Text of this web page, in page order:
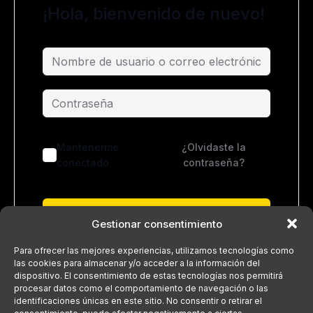
Gestionar consentimiento
Para ofrecer las mejores experiencias, utilizamos tecnologías como
las cookies para almacenar y/o acceder a la información del
dispositivo. El consentimiento de estas tecnologías nos permitirá
procesar datos como el comportamiento de navegación o las
identificaciones únicas en este sitio. No consentir o retirar el
¡Hola, bienvenido de nuevo!
Mantenerme
conectado
¿Olvidaste la
contraseña?
¿No tienes una cuenta?Regístrate ahora